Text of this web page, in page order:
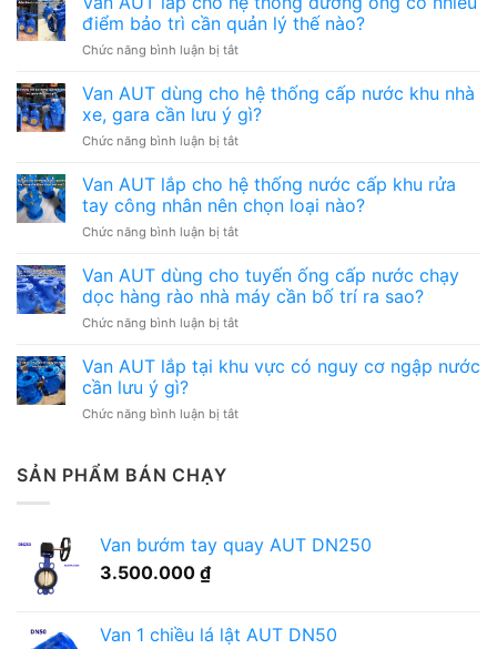
điểm bảo trì cần quản lý thế nào?
Chức năng bình luận bị tắtở
AUT
lắp
cho
hệ
đường
ống
nhiều
bảo
trì
quản
thế
Van AUT dùng cho hệ thống cấp nước khu nhà
xe, gara cần lưu ý gì?
Chức năng bình luận bị tắtở
AUT
dùng
cho
hệ
cấp
nước
nhà
gara
ý
Van AUT lắp cho hệ thống nước cấp khu rửa
tay công nhân nên chọn loại nào?
Chức năng bình luận bị tắtở
AUT
cho
hệ
nước
rửa
nào?
Van AUT dùng cho tuyến ống cấp nước chạy
dọc hàng rào nhà máy cần bố trí ra sao?
Chức năng bình luận bị tắtở
AUT
dùng
tuyến
rào
trí
Van AUT lắp tại khu vực có nguy cơ ngập nước
cần lưu ý gì?
Chức năng bình luận bị tắtở
có
cần
SẢN PHẨM BÁN CHẠY
Van bướm tay quay AUT DN250
3.500.000 ₫
Van 1 chiều lá lật AUT DN50